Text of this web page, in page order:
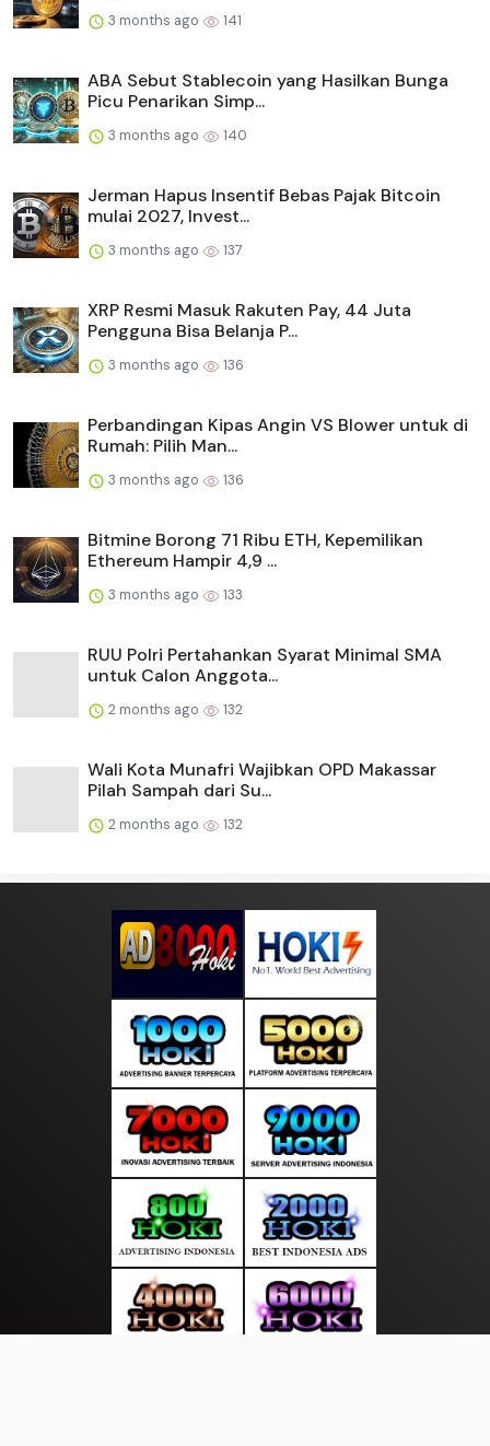
3 months ago 141
ABA Sebut Stablecoin yang Hasilkan Bunga
Picu Penarikan Simp...
3 months ago 140
Jerman Hapus Insentif Bebas Pajak Bitcoin
mulai 2027, Invest...
3 months ago 137
XRP Resmi Masuk Rakuten Pay, 44 Juta
Pengguna Bisa Belanja P...
3 months ago 136
Perbandingan Kipas Angin VS Blower untuk di
Rumah: Pilih Man...
3 months ago 136
Bitmine Borong 71 Ribu ETH, Kepemilikan
Ethereum Hampir 4,9 ...
3 months ago 133
RUU Polri Pertahankan Syarat Minimal SMA
untuk Calon Anggota...
2 months ago 132
Wali Kota Munafri Wajibkan OPD Makassar
Pilah Sampah dari Su...
2 months ago 132